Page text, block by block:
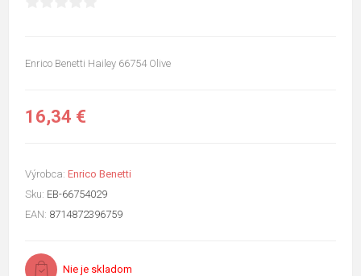
Enrico Benetti Hailey 66754 Olive
16,34 €
Výrobca: Enrico Benetti
Sku: EB-66754029
EAN: 8714872396759
Nie je skladom